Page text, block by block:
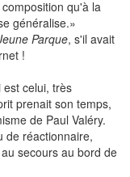
qu'à la
généralise.»
Parque, s'il avait
!
celui, très
prenait son temps,
de Paul Valéry.
de réactionnaire,
secours au bord de